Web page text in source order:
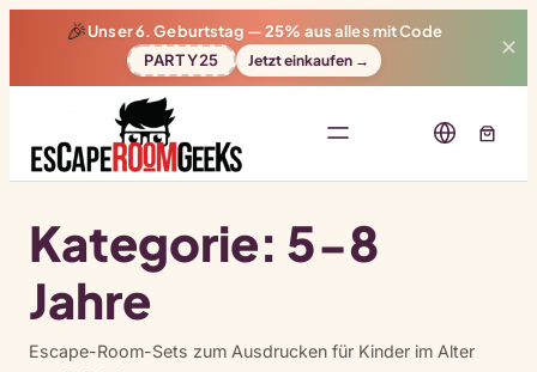
🎉Unser 6. Geburtstag —25% ausalles mit Code
PARTY25
Jetzt einkaufen →
✕
Kategorie: 5-8
Jahre
Escape-Room-Sets zum Ausdrucken für Kinder im Alter